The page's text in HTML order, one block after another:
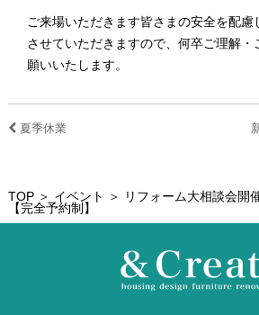
ご来場いただきます皆さまの安全を配慮
させていただきますので、何卒ご理解・
願いいたします。
夏季休業
TOP＞ イベント
＞ リフォーム大相談会開
【完全予約制】